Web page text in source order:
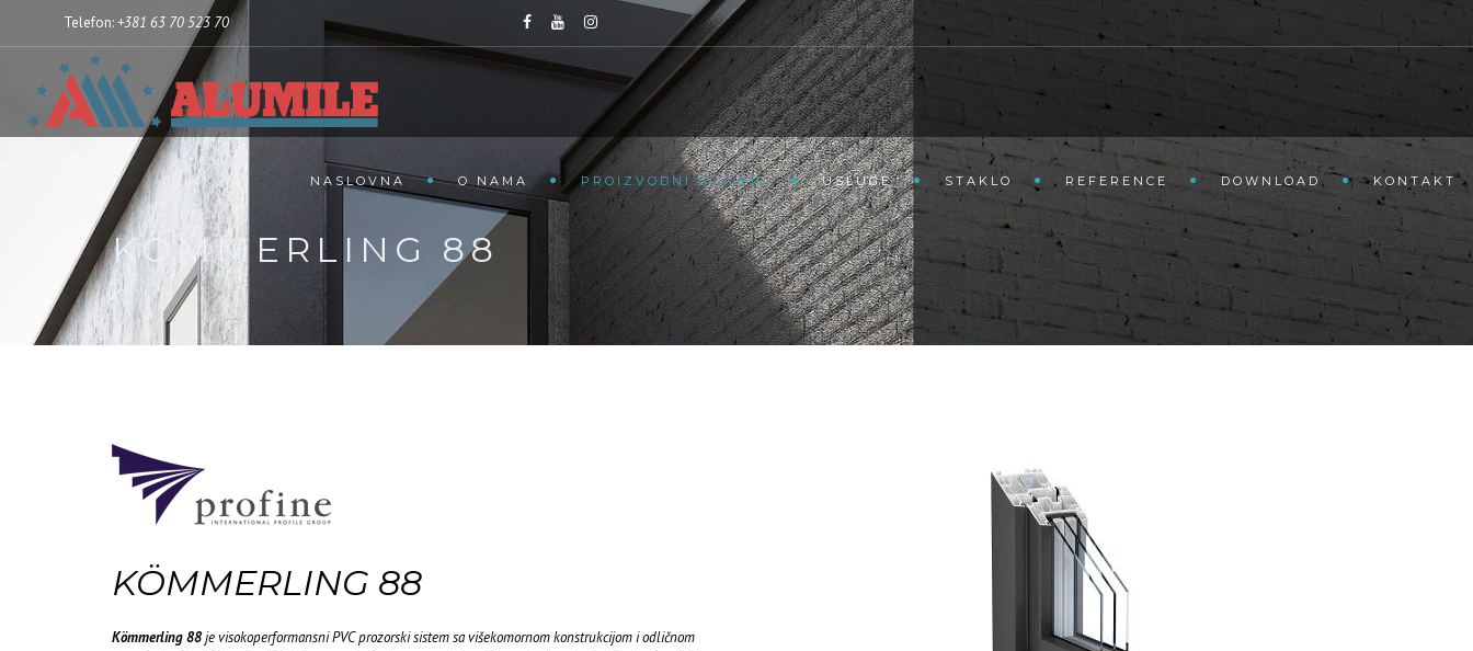
Telefon:+381 63 70 523 70
NASLOVNA O NAMA PROIZVODNI SISTEMI USLUGE STAKLO REFERENCE DOWNLOAD KONTAKT
KÖMMERLING 88
KÖMMERLING 88
Kömmerling 88je visokoperformansni PVC prozorski sistem sa višekomornom konstrukcijom i odličnom